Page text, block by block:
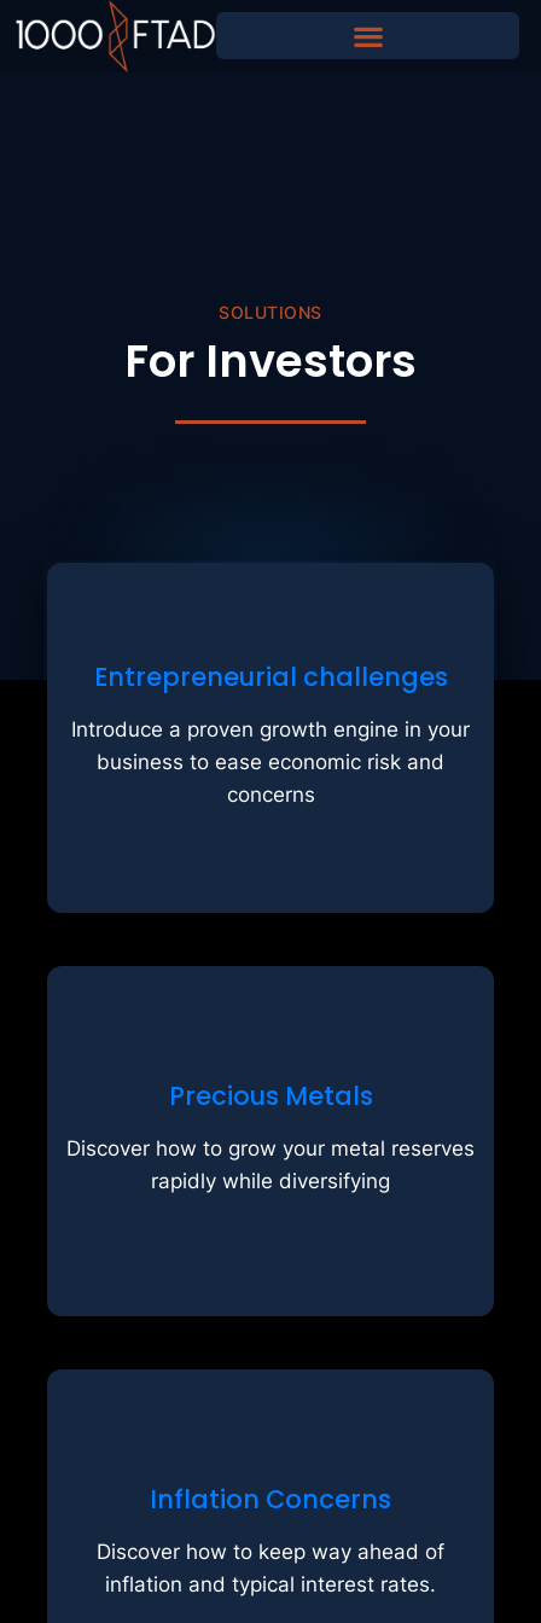
SOLUTIONS
For Investors
Entrepreneurial challenges
Introduce a proven growth engine in your
business to ease economic risk and
concerns
require consistent action to
compensate for sales and profits.
Open up additional sources of
revenue and let yourself be inspired
Precious Metals
Discover how to grow your metal reserves
rapidly while diversifying
safe investment location. However,
they do not generate interest
income. It is not possible to cover
Inflation Concerns
Discover how to keep way ahead of
inflation and typical interest rates.
this way, you create space for new
possibilities for yourself and your
customers and use potentials